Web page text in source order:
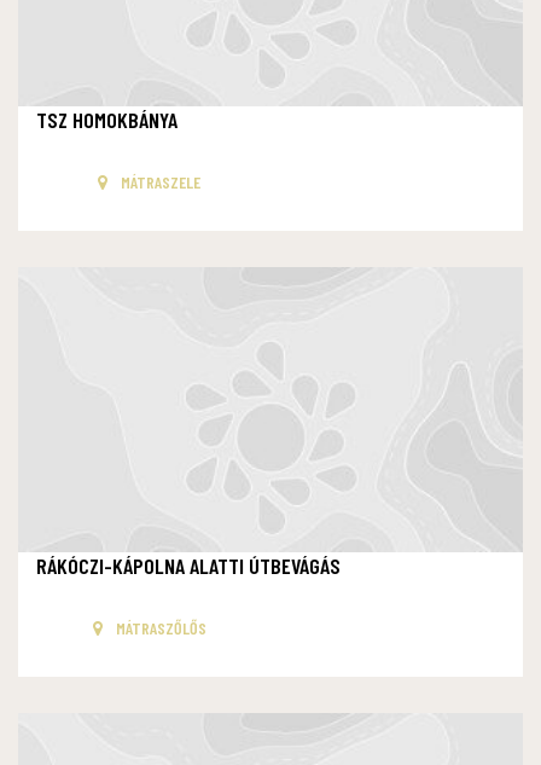
TSZ HOMOKBÁNYA
MÁTRASZELE
RÁKÓCZI-KÁPOLNA ALATTI ÚTBEVÁGÁS
MÁTRASZŐLŐS